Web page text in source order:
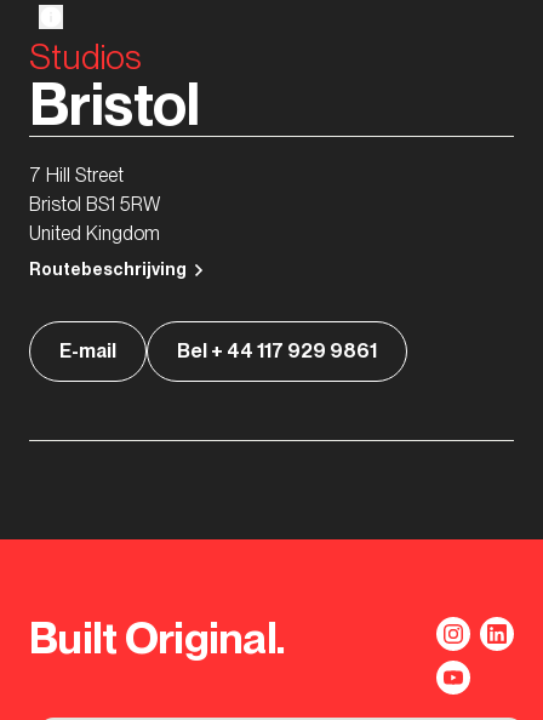
Studios
Bristol
7 Hill Street
Bristol BS1 5RW
United Kingdom
Routebeschrijving
E-mail Bel + 44 117 929 9861
Built Original.